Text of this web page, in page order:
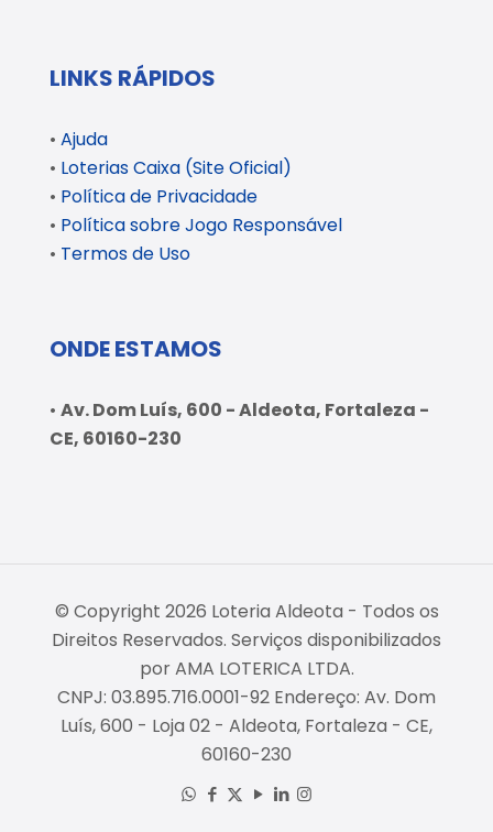
LINKS RÁPIDOS
• Ajuda
• Loterias Caixa (Site Oficial)
• Política de Privacidade
• Política sobre Jogo Responsável
• Termos de Uso
ONDE ESTAMOS
• Av. Dom Luís, 600 - Aldeota, Fortaleza -
CE, 60160-230
© Copyright 2026 Loteria Aldeota - Todos os
Direitos Reservados. Serviços disponibilizados
por AMA LOTERICA LTDA.
CNPJ: 03.895.716.0001-92 Endereço: Av. Dom
Luís, 600 - Loja 02 - Aldeota, Fortaleza - CE,
60160-230